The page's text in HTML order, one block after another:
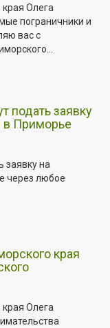
Олега
пограничники и
вас с
подать заявку
в Приморье
заявку на
через любое
края
Олега